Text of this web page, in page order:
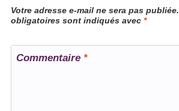
Votre adresse e-mail ne sera pas publiée.
obligatoires sont indiqués avec *
Commentaire *